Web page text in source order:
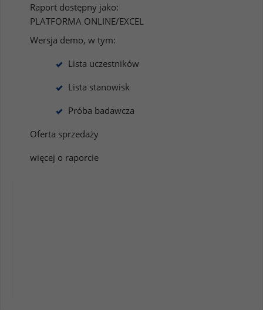
Raport dostępny jako:
PLATFORMA ONLINE/EXCEL
Wersja demo, w tym:
Lista uczestników
Lista stanowisk
Próba badawcza
Oferta sprzedaży
więcej o raporcie